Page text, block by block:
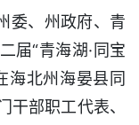
委、州政府、青
届“青海湖·同宝
海北州海晏县同
干部职工代表、